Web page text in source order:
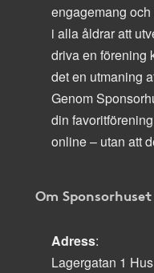
engagemang
i alla åldrar att
driva en förening
det en utmaning
Genom
din
online – utan att
Om Sponsorhuset
Adress:
Lagergatan 1